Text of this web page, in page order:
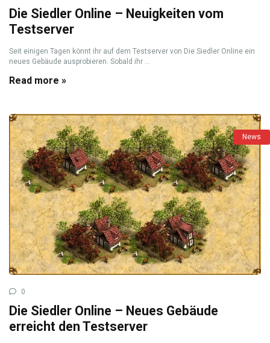
Die Siedler Online – Neuigkeiten vom
Testserver
Seit einigen Tagen könnt ihr auf dem Testserver von Die Siedler Online ein
neues Gebäude ausprobieren. Sobald ihr ...
Read more »
News
0
Die Siedler Online – Neues Gebäude
erreicht den Testserver